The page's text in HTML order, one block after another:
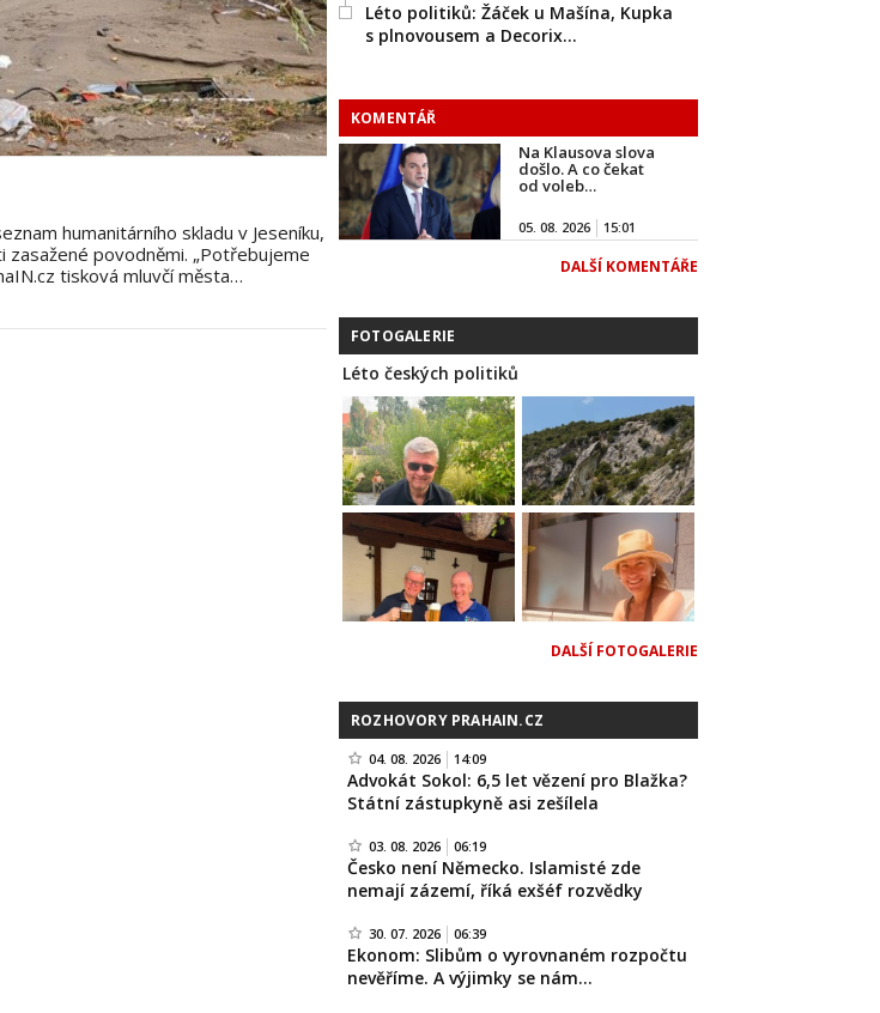
humanitárního skladu v Jeseníku,
povodněmi. „Potřebujeme
tisková mluvčí města…
Léto politiků: Žáček u Mašína, Kupka
s plnovousem a Decorix…
KOMENTÁŘ
Na Klausova slova
došlo. A co čekat
od voleb…
05. 08. 2026 15:01
DALŠÍ KOMENTÁŘE
FOTOGALERIE
Léto českých politiků
DALŠÍ FOTOGALERIE
ROZHOVORY PRAHAIN.CZ
04. 08. 2026 14:09
Advokát Sokol: 6,5 let vězení pro Blažka?
Státní zástupkyně asi zešílela
03. 08. 2026 06:19
Česko není Německo. Islamisté zde
nemají zázemí, říká exšéf rozvědky
30. 07. 2026 06:39
Ekonom: Slibům o vyrovnaném rozpočtu
nevěříme. A výjimky se nám…